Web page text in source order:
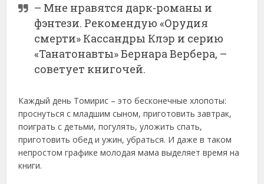
– Мне нравятся дарк-романы и
фэнтези. Рекомендую «Орудия
смерти» Кассандры Клэр и серию
«Танатонавты» Бернара Вербера, –
советует книгочей.
Каждый день Томирис – это бесконечные хлопоты:
проснуться с младшим сыном, приготовить завтрак,
поиграть с детьми, погулять, уложить спать,
приготовить обед и ужин, убраться. И даже в таком
непростом графике молодая мама выделяет время на
книги.